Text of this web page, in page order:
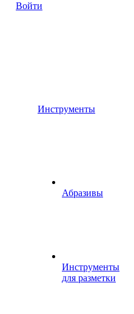
Войти
Инструменты
Абразивы
Инструменты
для разметки